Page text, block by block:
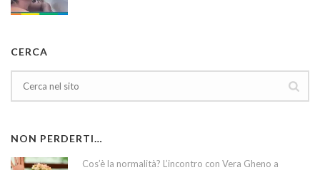
CERCA
NON PERDERTI…
Cos’è la normalità? L’incontro con Vera Gheno a